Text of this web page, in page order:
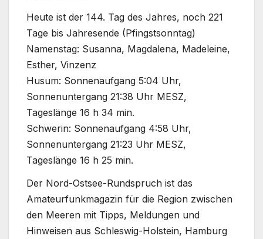
Heute ist der 144. Tag des Jahres, noch 221
Tage bis Jahresende (Pfingstsonntag)
Namenstag: Susanna, Magdalena, Madeleine,
Esther, Vinzenz
Husum: Sonnenaufgang 5:04 Uhr,
Sonnenuntergang 21:38 Uhr MESZ,
Tageslänge 16 h 34 min.
Schwerin: Sonnenaufgang 4:58 Uhr,
Sonnenuntergang 21:23 Uhr MESZ,
Tageslänge 16 h 25 min.
Der Nord-Ostsee-Rundspruch ist das
Amateurfunkmagazin für die Region zwischen
den Meeren mit Tipps, Meldungen und
Hinweisen aus Schleswig-Holstein, Hamburg